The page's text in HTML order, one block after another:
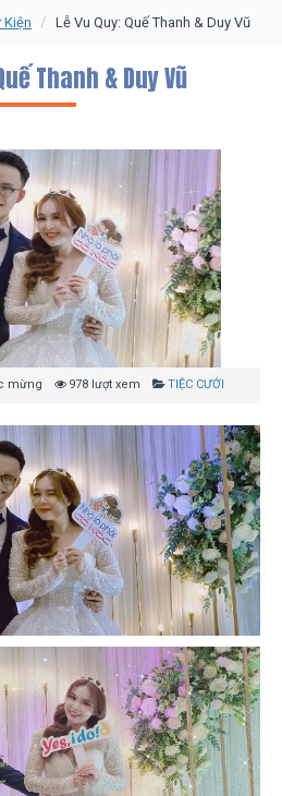
Kiện Lễ Vu Quy: Quế Thanh & Duy Vũ
Thanh & Duy Vũ
mừng 978 lượt xem TIỆC CƯỚI